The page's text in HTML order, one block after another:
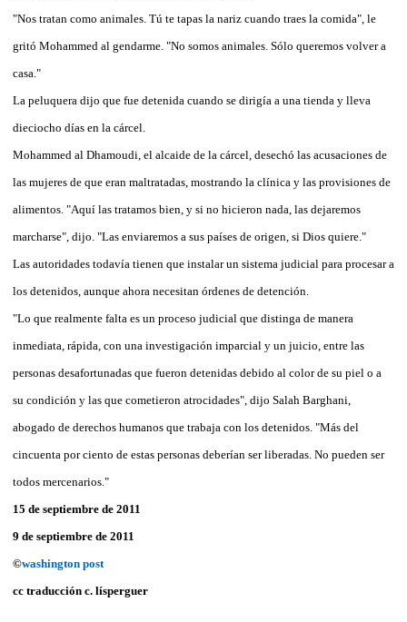
"Nos tratan como animales. Tú te tapas la nariz cuando traes la comida", le
gritó Mohammed al gendarme. "No somos animales. Sólo queremos volver a
casa."
La peluquera dijo que fue detenida cuando se dirigía a una tienda y lleva
dieciocho días en la cárcel.
Mohammed al Dhamoudi, el alcaide de la cárcel, desechó las acusaciones de
las mujeres de que eran maltratadas, mostrando la clínica y las provisiones de
alimentos. "Aquí las tratamos bien, y si no hicieron nada, las dejaremos
marcharse", dijo. "Las enviaremos a sus países de origen, si Dios quiere."
Las autoridades todavía tienen que instalar un sistema judicial para procesar a
los detenidos, aunque ahora necesitan órdenes de detención.
"Lo que realmente falta es un proceso judicial que distinga de manera
inmediata, rápida, con una investigación imparcial y un juicio, entre las
personas desafortunadas que fueron detenidas debido al color de su piel o a
su condición y las que cometieron atrocidades", dijo Salah Barghani,
abogado de derechos humanos que trabaja con los detenidos. "Más del
cincuenta por ciento de estas personas deberían ser liberadas. No pueden ser
todos mercenarios."
15 de septiembre de 2011
9 de septiembre de 2011
©washington post
cc traducción c. lísperguer